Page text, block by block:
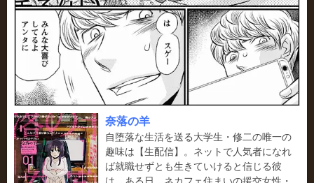
奈落の羊
自堕落な生活を送る大学生・修二の唯一の
趣味は【生配信】。ネットで人気者になれ
ば就職せずとも生きていけると信じる彼